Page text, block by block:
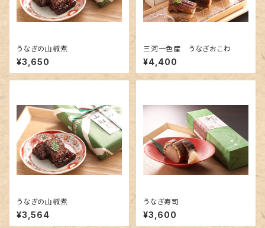
うなぎの山椒煮
¥3,650
三河一色産 うなぎおこわ
¥4,400
うなぎの山椒煮
¥3,564
うなぎ寿司
¥3,600